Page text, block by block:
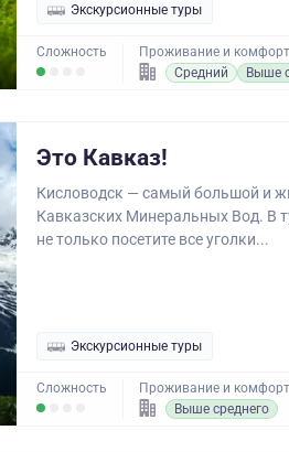
Экскурсионные туры
Сложность
Проживание и комфорт
Средний
Выше
Это Кавказ!
Кисловодск — самый большой и
Кавказских Минеральных Вод. В
не только посетите все уголки...
Экскурсионные туры
Сложность
Проживание и комфорт
Выше среднего